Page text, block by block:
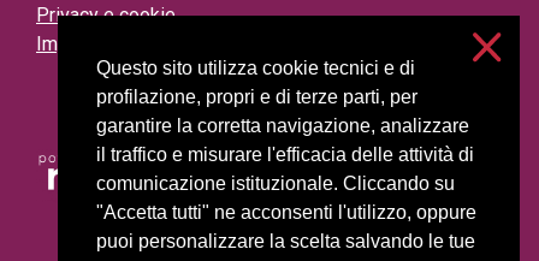
Questo sito utilizza cookie tecnici e di
profilazione, propri e di terze parti, per
garantire la corretta navigazione, analizzare
il traffico e misurare l'efficacia delle attività di
comunicazione istituzionale. Cliccando su
"Accetta tutti" ne acconsenti l'utilizzo, oppure
puoi personalizzare la scelta salvando le tue
Privacy e cookie
Impostazioni cookie